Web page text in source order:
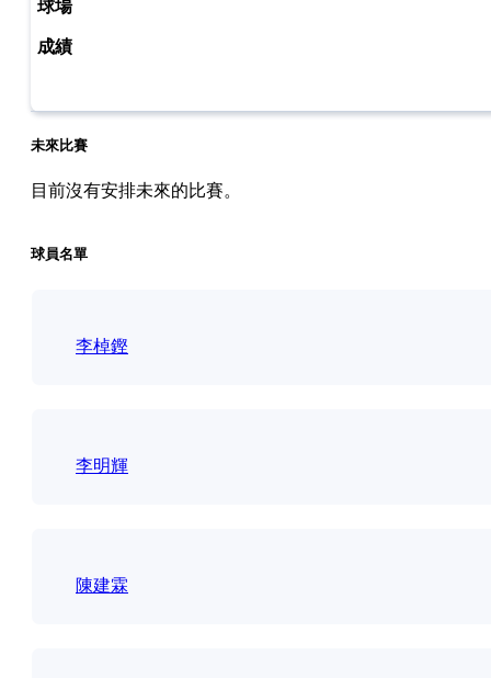
未來比賽
目前沒有安排未來的比賽。
球員名單
李棹鏗
李明輝
陳建霖